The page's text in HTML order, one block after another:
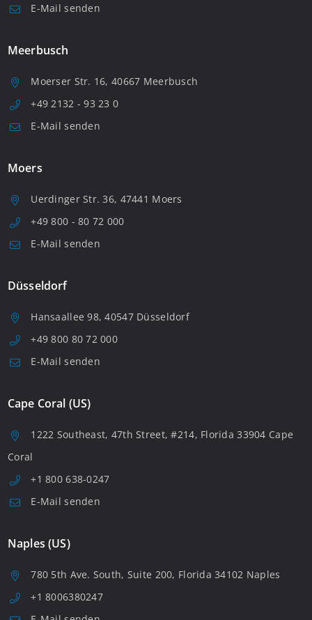
E-Mail senden
Meerbusch
Moerser Str. 16, 40667 Meerbusch
+49 2132 - 93 23 0
E-Mail senden
Moers
Uerdinger Str. 36, 47441 Moers
+49 800 - 80 72 000
E-Mail senden
Düsseldorf
Hansaallee 98, 40547 Düsseldorf
+49 800 80 72 000
E-Mail senden
Cape Coral (US)
1222 Southeast, 47th Street, #214, Florida 33904 Cape
Coral
+1 800 638-0247
E-Mail senden
Naples (US)
780 5th Ave. South, Suite 200, Florida 34102 Naples
+1 8006380247